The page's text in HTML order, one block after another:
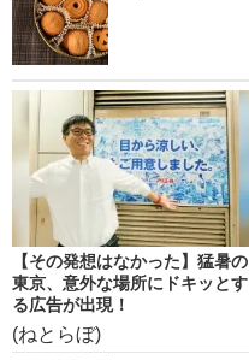
【その発想はなかった】猛暑の
東京、意外な場所にドキッとす
る広告が出現！
(ねとらぼ)